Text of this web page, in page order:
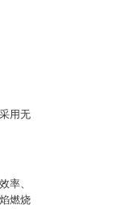
用无
率、
燃烧